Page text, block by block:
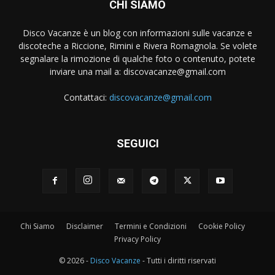
CHI SIAMO
Disco Vacanze è un blog con informazioni sulle vacanze e
discoteche a Riccione, Rimini e Rivera Romagnola. Se volete
segnalare la rimozione di qualche foto o contenuto, potete
inviare una mail a: discovacanze@gmail.com
Contattaci: discovacanze@gmail.com
SEGUICI
Chi Siamo Disclaimer Termini e Condizioni
Cookie Policy
Privacy Policy
© 2026 - Disco Vacanze - Tutti i diritti riservati